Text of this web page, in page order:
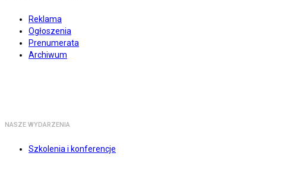
Reklama
Ogłoszenia
Prenumerata
Archiwum
NASZE WYDARZENIA
Szkolenia i konferencje